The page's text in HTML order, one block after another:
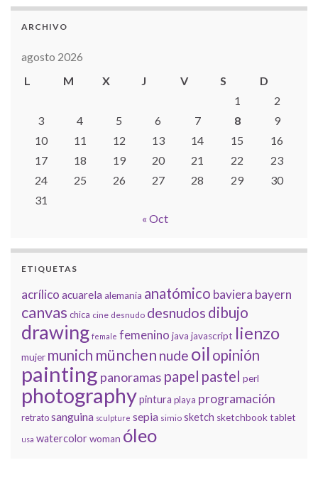
ARCHIVO
agosto 2026
L
M X J V S
D
1
2
3
4 5 6 7 8
9
10
11 12 13 14 15
16
17
18 19 20 21 22
23
24
25 26 27 28 29
30
31
« Oct
ETIQUETAS
acrílico acuarela alemania anatómico baviera bayern
canvas chica cine desnudo desnudos dibujo
drawing female femenino java javascript lienzo
mujer munich münchen nude oil opinión
painting panoramas papel pastel perl
photographypintura playa programación
retratosanguina sculpture sepia simio sketch sketchbooktablet
usa watercolorwoman óleo